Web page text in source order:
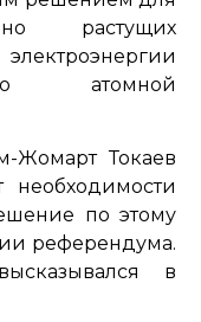
растущих
атомной
Жомарт Токаев
необходимости
по этому
референдума.
в